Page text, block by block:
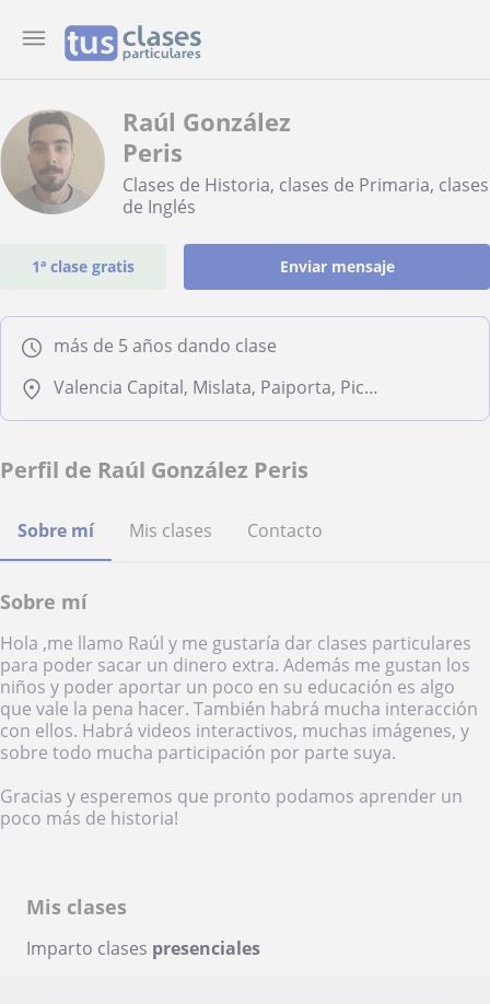
Raúl González
Peris
Clases de Historia, clases de Primaria, clases
de Inglés
1ª clase gratis Enviar mensaje
más de 5 años dando clase
Valencia Capital, Mislata, Paiporta, Picanya, Xirivella
Perfil de Raúl González Peris
Sobre mí Mis clases Contacto
Sobre mí
Hola ,me llamo Raúl y me gustaría dar clases particulares
para poder sacar un dinero extra. Además me gustan los
niños y poder aportar un poco en su educación es algo
que vale la pena hacer. También habrá mucha interacción
con ellos. Habrá videos interactivos, muchas imágenes, y
sobre todo mucha participación por parte suya.
Gracias y esperemos que pronto podamos aprender un
poco más de historia!
Mis clases
Imparto clases presenciales